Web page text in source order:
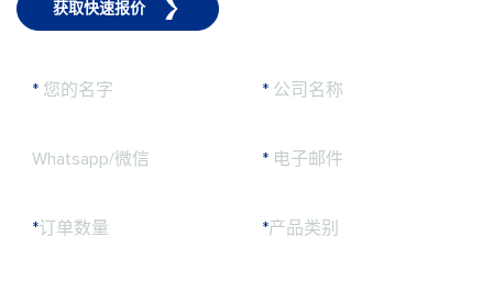
获取快速报价
* 您的名字 * 公司名称
Whatsapp/微信 * 电子邮件
*订单数量 *产品类别